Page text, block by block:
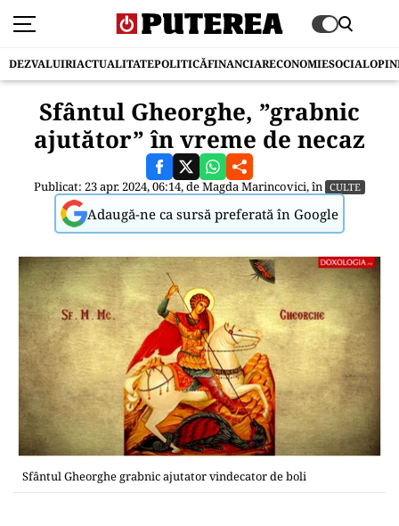
DEZVALUIRIACTUALITATEPOLITICĂFINANCIARECONOMIESOCIAL
Sfântul Gheorghe, ”grabnic
ajutător” în vreme de necaz
Publicat: 23 apr. 2024, 06:14, deMagda Marincovici, în CULTE
Adaugă-ne ca sursă preferată în Google
Sfântul Gheorghe grabnic ajutator vindecator de boli